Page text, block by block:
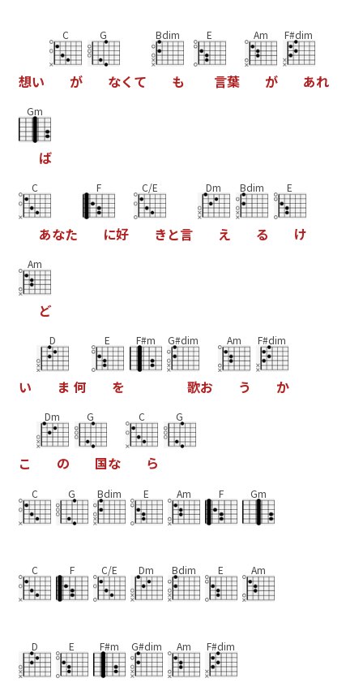
想い
C
が
G
なく て
Bdim
も
E
言葉
Am
が
F#dim
あれ
Gm
ば
C
あなた
F
に好
C/E
き と言
Dm
え
Bdim
る
E
け
Am
ど
い
D
ま 何
E
を
F#m G#dim
歌お
Am
う
F#dim
か
こ
Dm
の
G
国な
C
ら
G
C G Bdim E Am F Gm
C F C/E Dm Bdim E Am
D E F#m G#dim Am F#dim